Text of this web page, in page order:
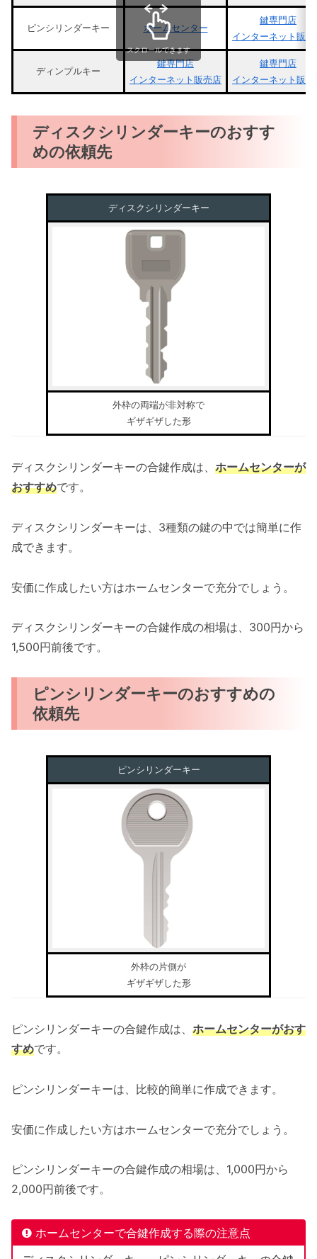
ピンシリンダーキー ホームセンター
鍵専門店
インターネット販売
ディンプルキー
鍵専門店
インターネット販売店
鍵専門店
インターネット販売
スクロールできます
ディスクシリンダーキーのおすす
めの依頼先
ディスクシリンダーキー
外枠の両端が非対称で
ギザギザした形
ディスクシリンダーキーの合鍵作成は、 ホームセンターが
おすすめです。
ディスクシリンダーキーは、3種類の鍵の中では簡単に作
成できます。
安価に作成したい方はホームセンターで充分でしょう。
ディスクシリンダーキーの合鍵作成の相場は、300円から
1,500円前後です。
ピンシリンダーキーのおすすめの
依頼先
ピンシリンダーキー
外枠の片側が
ギザギザした形
ピンシリンダーキーの合鍵作成は、 ホームセンターがおす
すめです。
ピンシリンダーキーは、比較的簡単に作成できます。
安価に作成したい方はホームセンターで充分でしょう。
ピンシリンダーキーの合鍵作成の相場は、1,000円から
2,000円前後です。
ホームセンターで合鍵作成する際の注意点